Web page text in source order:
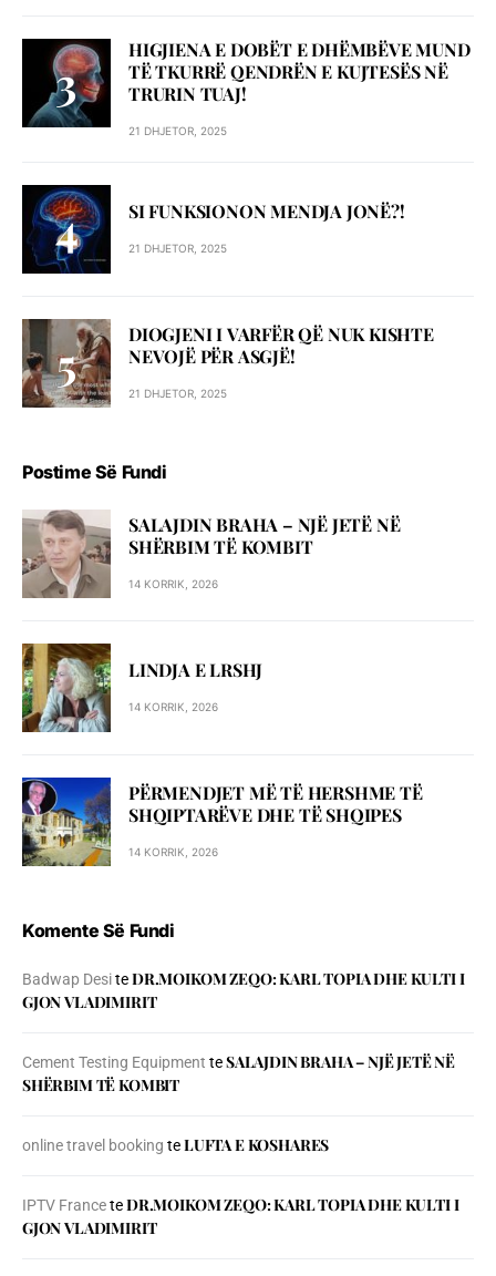
HIGJIENA E DOBËT E DHËMBËVE MUND
TË TKURRË QENDRËN E KUJTESËS NË
TRURIN TUAJ!
21 DHJETOR, 2025
SI FUNKSIONON MENDJA JONË?!
21 DHJETOR, 2025
DIOGJENI I VARFËR QË NUK KISHTE
NEVOJË PËR ASGJË!
21 DHJETOR, 2025
Postime Së Fundi
SALAJDIN BRAHA – NJЁ JETЁ NЁ
SHЁRBIM TЁ KOMBIT
14 KORRIK, 2026
LINDJA E LRSHJ
14 KORRIK, 2026
PËRMENDJET MË TË HERSHME TË
SHQIPTARËVE DHE TË SHQIPES
14 KORRIK, 2026
Komente Së Fundi
Badwap DesiteDR.MOIKOM ZEQO: KARL TOPIA DHE KULTI I
GJON VLADIMIRIT
Cement Testing Equipment teSALAJDIN BRAHA – NJЁ JETЁ NЁ
SHЁRBIM TЁ KOMBIT
online travel booking teLUFTA E KOSHARES
IPTV FranceteDR.MOIKOM ZEQO: KARL TOPIA DHE KULTI I
GJON VLADIMIRIT